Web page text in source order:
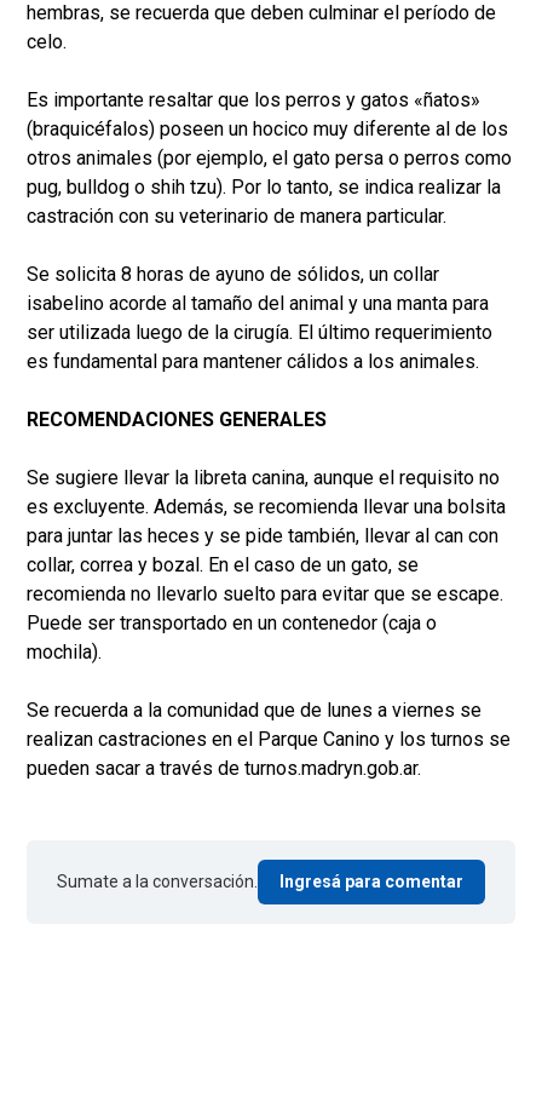
hembras, se recuerda que deben culminar el período de
celo.
Es importante resaltar que los perros y gatos «ñatos»
(braquicéfalos) poseen un hocico muy diferente al de los
otros animales (por ejemplo, el gato persa o perros como
pug, bulldog o shih tzu). Por lo tanto, se indica realizar la
castración con su veterinario de manera particular.
Se solicita 8 horas de ayuno de sólidos, un collar
isabelino acorde al tamaño del animal y una manta para
ser utilizada luego de la cirugía. El último requerimiento
es fundamental para mantener cálidos a los animales.
RECOMENDACIONES GENERALES
Se sugiere llevar la libreta canina, aunque el requisito no
es excluyente. Además, se recomienda llevar una bolsita
para juntar las heces y se pide también, llevar al can con
collar, correa y bozal. En el caso de un gato, se
recomienda no llevarlo suelto para evitar que se escape.
Puede ser transportado en un contenedor (caja o
mochila).
Se recuerda a la comunidad que de lunes a viernes se
realizan castraciones en el Parque Canino y los turnos se
pueden sacar a través de turnos.madryn.gob.ar.
Sumate a la conversación. Ingresá para comentar